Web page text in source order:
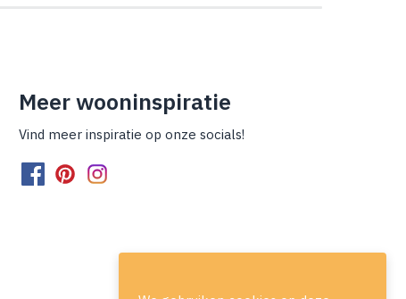
Meer wooninspiratie
Vind meer inspiratie op onze socials!